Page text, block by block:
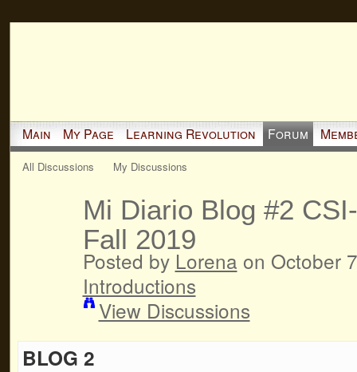
Main My Page Learning Revolution Forum
All Discussions My Discussions
Mi Diario Blog #2
Fall 2019
Posted by Lorena on October
Introductions
View Discussions
BLOG 2